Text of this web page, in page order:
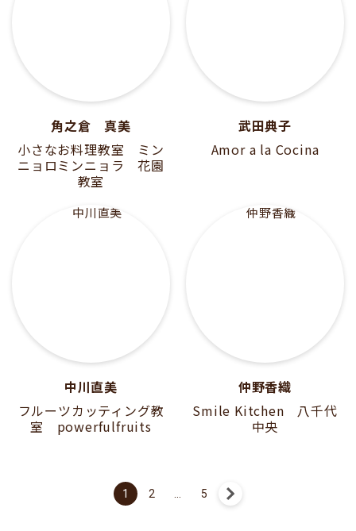
角之倉 真美
小さなお料理教室 ミン
ニョロミンニョラ 花園
教室
武田典子
Amor a la Cocina
中川直美
フルーツカッティング教
室 powerfulfruits
仲野香織
Smile Kitchen 八千代
中央
1 2 5